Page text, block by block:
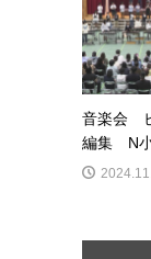
音楽会
編集 N